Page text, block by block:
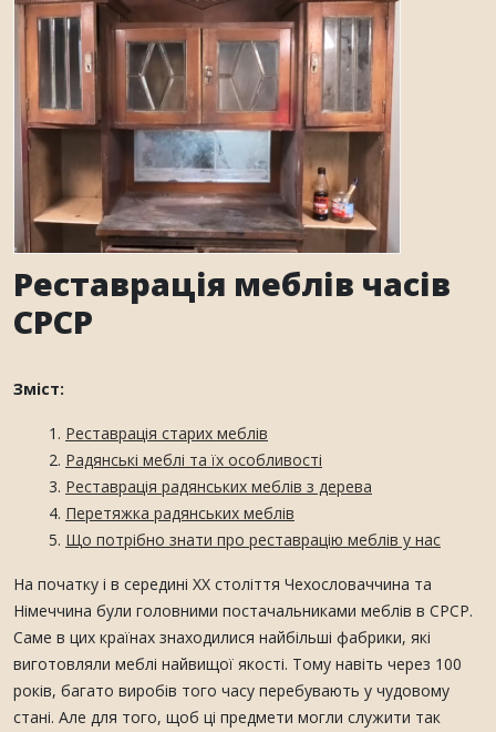
Реставрація меблів часів
СРСР
Зміст:
Реставрація старих меблів
Радянські меблі та їх особливості
Реставрація радянських меблів з дерева
Перетяжка радянських меблів
Що потрібно знати про реставрацію меблів у нас
На початку і в середині XX століття Чехословаччина та
Німеччина були головними постачальниками меблів в СРСР.
Саме в цих країнах знаходилися найбільші фабрики, які
виготовляли меблі найвищої якості. Тому навіть через 100
років, багато виробів того часу перебувають у чудовому
стані. Але для того, щоб ці предмети могли служити так